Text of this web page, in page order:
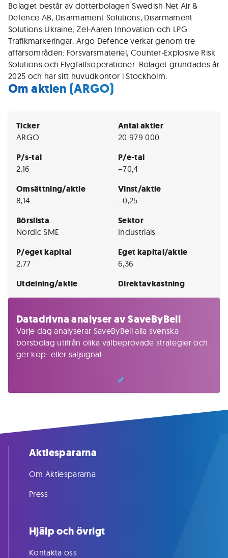
Bolaget består av dotterbolagen Swedish Net Air &
Defence AB, Disarmament Solutions, Disarmament
Solutions Ukraine, Zel-Aaren Innovation och LPG
Trafikmarkeringar. Argo Defence verkar genom tre
affärsområden: Försvarsmateriel, Counter-Explosive Risk
Solutions och Flygfältsoperationer. Bolaget grundades år
2025 och har sitt huvudkontor i Stockholm.
Om aktien (ARGO)
Ticker
ARGO
Antal aktier
20 979 000
P/s-tal
2,16
P/e-tal
−70,4
Omsättning/aktie
8,14
Vinst/aktie
−0,25
Börslista
Nordic SME
Sektor
Industrials
P/eget kapital
2,77
Eget kapital/aktie
6,36
Utdelning/aktie Direktavkastning
Datadrivna analyser av SaveByBell
Varje dag analyserar SaveByBell alla svenska
börsbolag utifrån olika välbeprövade strategier och
ger köp- eller säljsignal.
Aktiespararna
Om Aktiespararna
Press
Hjälp och övrigt
Kontakta oss